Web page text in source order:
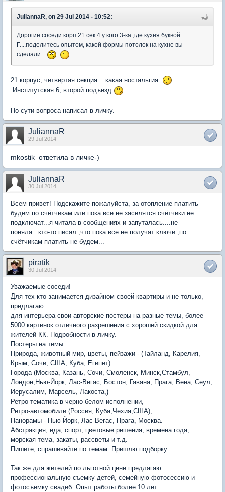
JuliannaR, on 29 Jul 2014 - 10:52:
Дорогие соседи корп.21 сек.4 у кого 3-ка ,где кухня буквой
Г....поделитесь опытом, какой формы потолок на кухне вы
сделали...
21 корпус, четвертая секция... какая ностальгия
Институтская 6, второй подъезд
По сути вопроса написал в личку.
JuliannaR
29 Jul 2014
mkostik ответила в личке-)
JuliannaR
30 Jul 2014
Всем привет! Подскажите пожалуйста, за отопление платить
будем по счётчикам или пока все не заселятся счётчики не
подключат...я читала в сообщениях и запуталась....не
поняла...кто-то писал ,что пока все не получат ключи ,по
счётчикам платить не будем...
piratik
30 Jul 2014
Уважаемые соседи!
Для тех кто занимается дизайном своей квартиры и не только,
предлагаю
для интерьера свои авторские постеры на разные темы, более
5000 картинок отличного разрешения с хорошей скидкой для
жителей КК. Подробности в личку.
Постеры на темы:
Природа, животный мир, цветы, пейзажи - (Тайланд, Карелия,
Крым, Сочи, США, Куба, Египет)
Города (Москва, Казань, Сочи, Смоленск, Минск,Стамбул,
Лондон,Нью-Йорк, Лас-Вегас, Бостон, Гавана, Прага, Вена, Сеул,
Иерусалим, Марсель, Лакоста,)
Ретро тематика в черно белом исполнении,
Ретро-автомобили (Россия, Куба,Чехия,США),
Панорамы - Нью-Йорк, Лас-Вегас, Прага, Москва.
Абстракция, еда, спорт, цветовые решения, времена года,
морская тема, закаты, рассветы и т.д.
Пишите, спрашивайте по темам. Пришлю подборку.
Так же для жителей по льготной цене предлагаю
профессиональную съемку детей, семейную фотосессию и
фотосъемку свадеб. Опыт работы более 10 лет.